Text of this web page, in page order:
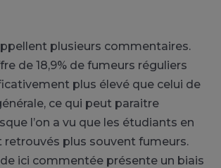
plusieurs commentaires.
de 18,9% de fumeurs réguliers
plus élevé que celui de
ce qui peut paraitre
l’on a vu que les étudiants en
retrouvés plus souvent fumeurs.
ici commentée présente un biais